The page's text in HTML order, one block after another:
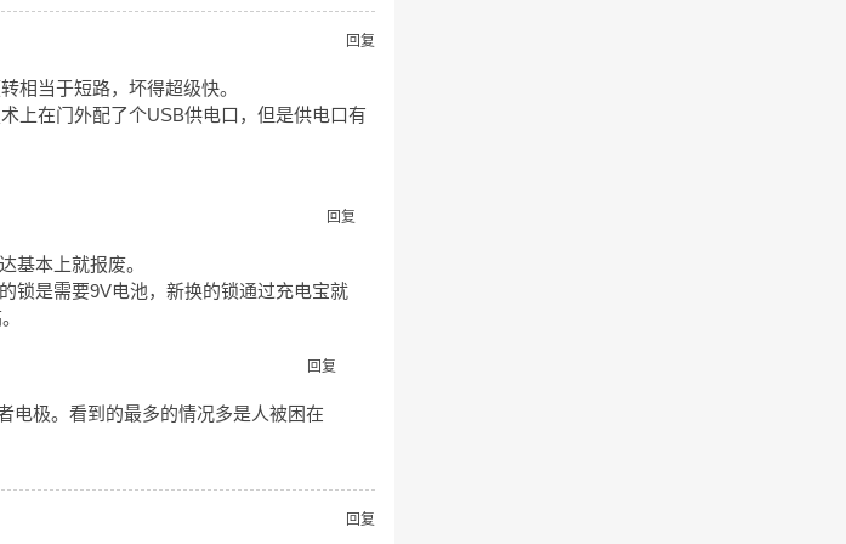
回复
相当于短路，坏得超级快。
上在门外配了个USB供电口，但是供电口有
回复
基本上就报废。
锁是需要9V电池，新换的锁通过充电宝就
回复
电极。看到的最多的情况多是人被困在
回复